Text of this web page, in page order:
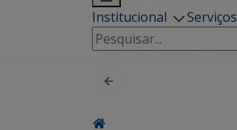
Institucional Serviços
Pesquisar
por: